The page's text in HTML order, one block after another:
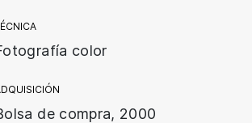
color
de compra, 2000